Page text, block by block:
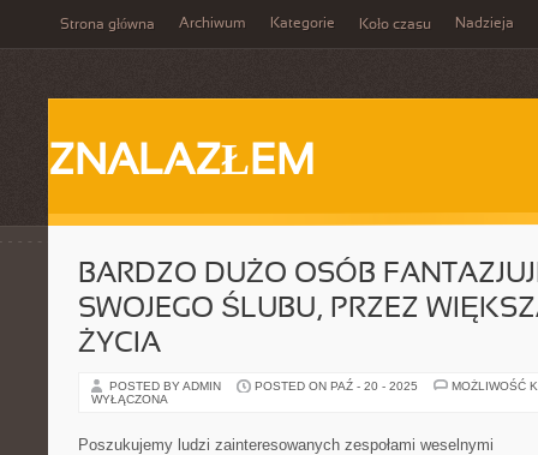
Strona główna Archiwum Kategorie Koło czasu Nadzieja
ZNALAZŁEM
BARDZO DUŻO OSÓB
SWOJEGO ŚLUBU, PRZEZ
ŻYCIA
POSTED BY ADMIN POSTED ON PAŹ - 20 - 2025
MOŻLIWOŚĆ
WYŁĄCZONA
Poszukujemy ludzi zainteresowanych zespołami weselnymi